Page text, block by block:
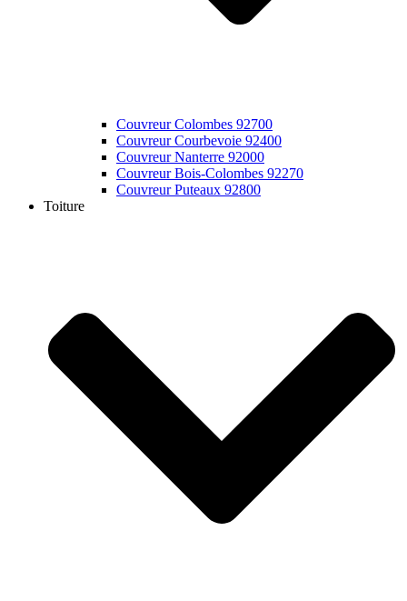
Couvreur Colombes 92700
Couvreur Courbevoie 92400
Couvreur Nanterre 92000
Couvreur Bois-Colombes 92270
Couvreur Puteaux 92800
Toiture